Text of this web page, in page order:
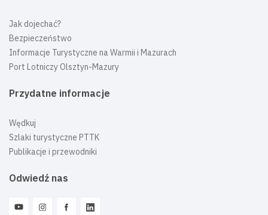
Jak dojechać?
Bezpieczeństwo
Informacje Turystyczne na Warmii i Mazurach
Port Lotniczy Olsztyn-Mazury
Przydatne informacje
Wędkuj
Szlaki turystyczne PTTK
Publikacje i przewodniki
Odwiedź nas